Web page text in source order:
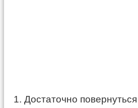
Достаточно